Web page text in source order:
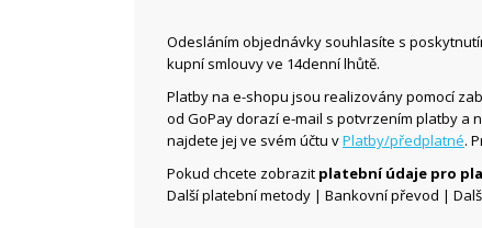
Odesláním objednávky souhlasíte s
kupní smlouvy ve 14denní lhůtě.
Platby na e-shopu jsou realizovány pomocí
od GoPay dorazí e-mail s potvrzením platby a
najdete jej ve svém účtu vPlatby/předplatné.
Pokud chcete zobrazit platební údaje pro
Další platební metody | Bankovní převod |